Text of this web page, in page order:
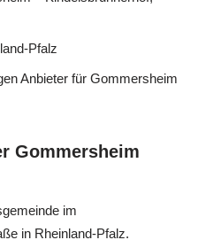
Pfalz
Anbieter für Gommersheim
Gommersheim
im
in Rheinland-Pfalz.